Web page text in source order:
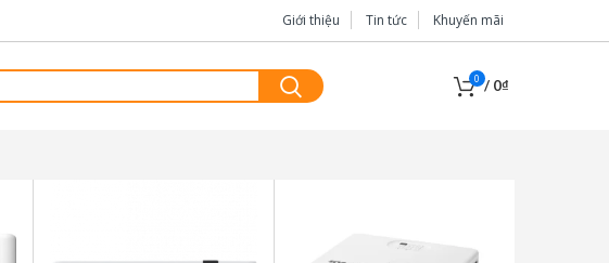
Giới thiệu Tin tức Khuyến mãi
0 / 0₫